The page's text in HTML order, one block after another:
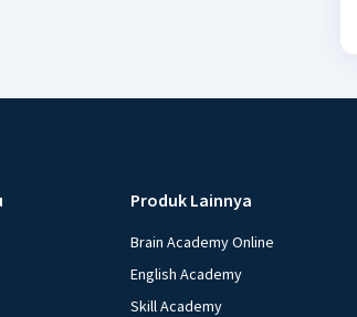
Produk Lainnya
Brain Academy Online
English Academy
Skill Academy